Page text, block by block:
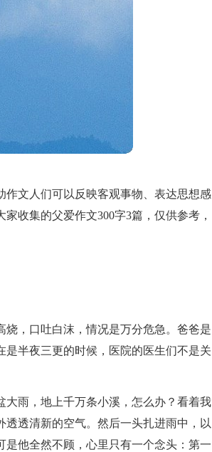
文人们可以反映客观事物、表达思想感
收集的父爱作文300字3篇，仅供参考，
，口吐白沫，情况是万分危急。爸爸是
半夜三更的时候，医院的医生们不是关
雨，地上千万条小溪，怎么办？看着我
透清新的空气。然后一头扎进雨中，以
他全然不顾，心里只有一个念头：第一